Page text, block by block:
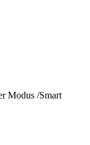
Modus /Smart